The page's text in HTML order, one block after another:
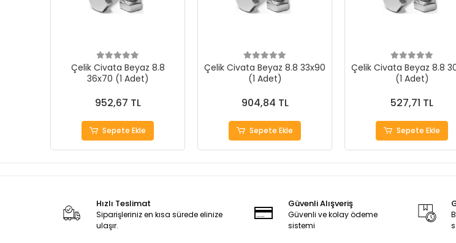
Çelik Civata Beyaz 8.8
36x70 (1 Adet)
952,67 TL
Sepete Ekle
Çelik Civata Beyaz 8.8 33x90
(1 Adet)
904,84 TL
Sepete Ekle
Çelik Civata Beyaz 8.8
(1 Adet)
527,71 TL
Sepete Ekle
Hızlı Teslimat
Siparişleriniz en kısa sürede elinize
ulaşır.
Güvenli Alışveriş
Güvenli ve kolay ödeme
sistemi